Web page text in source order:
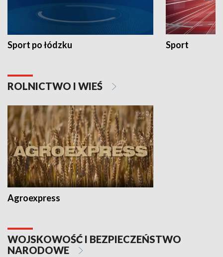
Sport po łódzku Sport
ROLNICTWO I WIEŚ
Agroexpress
WOJSKOWOŚĆ I BEZPIECZEŃSTWO
NARODOWE